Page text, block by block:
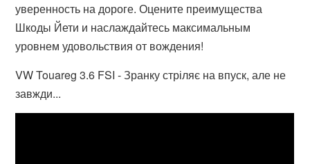
уверенность на дороге. Оцените преимущества
Шкоды Йети и наслаждайтесь максимальным
уровнем удовольствия от вождения!
VW Touareg 3.6 FSI - Зранку стріляє на впуск, але не
завжди...